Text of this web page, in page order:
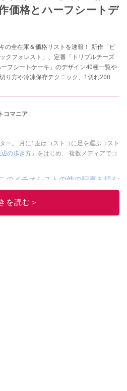
価格とハーフシートデ
の全在庫＆価格リストを速報！ 新作「ピ
クフォレスト」、定番「トリプルチーズ
フシートケーキ」のデザイン40種一覧や
り方や冷凍保存テクニック、1切れ200円
コマニア
ー。 月に1度はコストコに足を運ぶコスト
辺の歩き方」 をはじめ、 複数メディアでコ
このイチオシストの他の記事を読む
を読む＞